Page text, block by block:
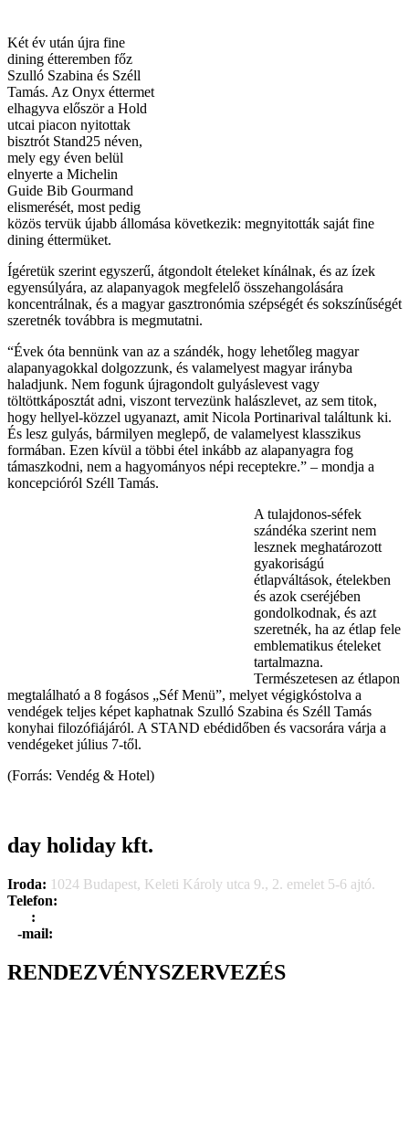
Két év után újra fine
dining étteremben főz
Szulló Szabina és Széll
Tamás. Az Onyx éttermet
elhagyva először a Hold
utcai piacon nyitottak
bisztrót Stand25 néven,
mely egy éven belül
elnyerte a Michelin
Guide Bib Gourmand
elismerését, most pedig
közös tervük újabb állomása következik: megnyitották saját fine
dining éttermüket.
Ígéretük szerint egyszerű, átgondolt ételeket kínálnak, és az ízek
egyensúlyára, az alapanyagok megfelelő összehangolására
koncentrálnak, és a magyar gasztronómia szépségét és sokszínűségét
szeretnék továbbra is megmutatni.
“Évek óta bennünk van az a szándék, hogy lehetőleg magyar
alapanyagokkal dolgozzunk, és valamelyest magyar irányba
haladjunk. Nem fogunk újragondolt gulyáslevest vagy
töltöttkáposztát adni, viszont tervezünk halászlevet, az sem titok,
hogy hellyel-közzel ugyanazt, amit Nicola Portinarival találtunk ki.
És lesz gulyás, bármilyen meglepő, de valamelyest klasszikus
formában. Ezen kívül a többi étel inkább az alapanyagra fog
támaszkodni, nem a hagyományos népi receptekre.” – mondja a
koncepcióról Széll Tamás.
A tulajdonos-séfek
szándéka szerint nem
lesznek meghatározott
gyakoriságú
étlapváltások, ételekben
és azok cseréjében
gondolkodnak, és azt
szeretnék, ha az étlap fele
emblematikus ételeket
tartalmazna.
Természetesen az étlapon
megtalálható a 8 fogásos „Séf Menü”, melyet végigkóstolva a
vendégek teljes képet kaphatnak Szulló Szabina és Széll Tamás
konyhai filozófiájáról. A STAND ebédidőben és vacsorára várja a
vendégeket július 7-től.
(Forrás: Vendég & Hotel)
day holiday kft.
Iroda: 1024 Budapest, Keleti Károly utca 9., 2. emelet 5-6 ajtó.
Telefon:
:
-mail:
RENDEZVÉNYSZERVEZÉS